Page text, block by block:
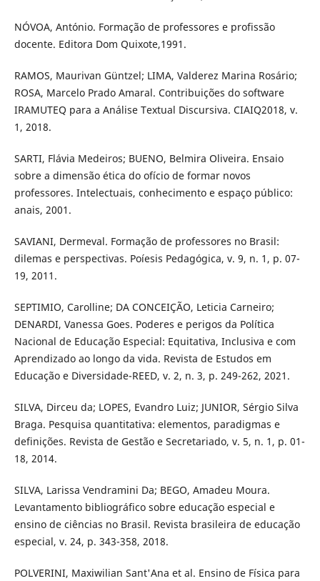
NÓVOA, António. Formação de professores e profissão
docente. Editora Dom Quixote,1991.
RAMOS, Maurivan Güntzel; LIMA, Valderez Marina Rosário;
ROSA, Marcelo Prado Amaral. Contribuições do software
IRAMUTEQ para a Análise Textual Discursiva. CIAIQ2018, v.
1, 2018.
SARTI, Flávia Medeiros; BUENO, Belmira Oliveira. Ensaio
sobre a dimensão ética do ofício de formar novos
professores. Intelectuais, conhecimento e espaço público:
anais, 2001.
SAVIANI, Dermeval. Formação de professores no Brasil:
dilemas e perspectivas. Poíesis Pedagógica, v. 9, n. 1, p. 07-
19, 2011.
SEPTIMIO, Carolline; DA CONCEIÇÃO, Leticia Carneiro;
DENARDI, Vanessa Goes. Poderes e perigos da Política
Nacional de Educação Especial: Equitativa, Inclusiva e com
Aprendizado ao longo da vida. Revista de Estudos em
Educação e Diversidade-REED, v. 2, n. 3, p. 249-262, 2021.
SILVA, Dirceu da; LOPES, Evandro Luiz; JUNIOR, Sérgio Silva
Braga. Pesquisa quantitativa: elementos, paradigmas e
definições. Revista de Gestão e Secretariado, v. 5, n. 1, p. 01-
18, 2014.
SILVA, Larissa Vendramini Da; BEGO, Amadeu Moura.
Levantamento bibliográfico sobre educação especial e
ensino de ciências no Brasil. Revista brasileira de educação
especial, v. 24, p. 343-358, 2018.
POLVERINI, Maxiwilian Sant'Ana et al. Ensino de Física para